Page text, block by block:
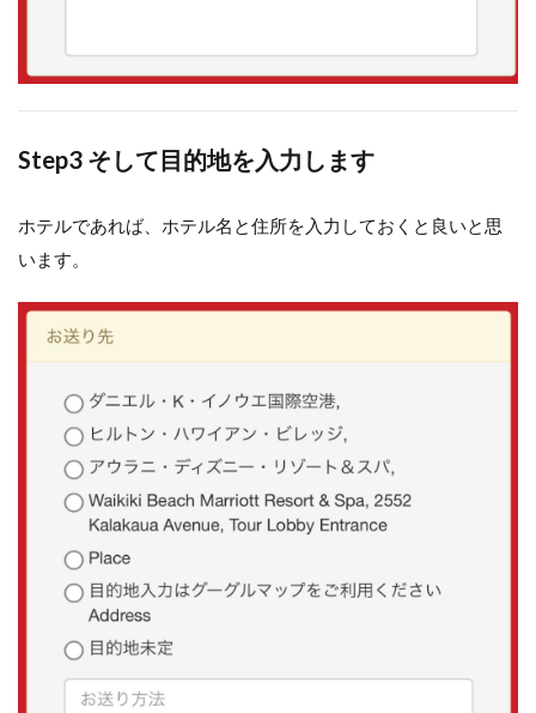
Step3 そして目的地を入力します
ホテルであれば、ホテル名と住所を入力しておくと良いと思
います。